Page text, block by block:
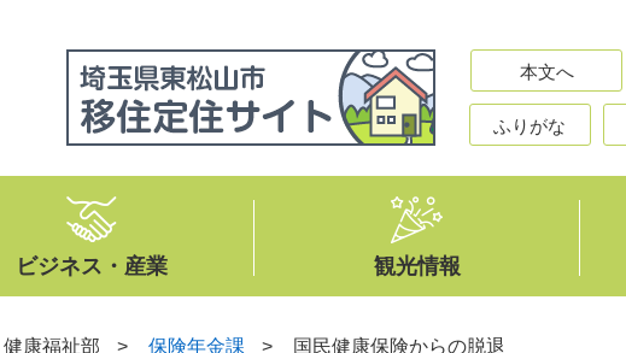
本文へ
ふりがな
ビジネス・産業 観光情報
健康福祉部 > 保険年金課 > 国民健康保険からの脱退